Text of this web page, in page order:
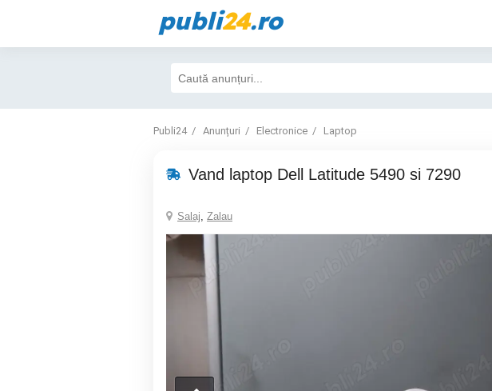
publi24.ro
Publi24 Anunțuri Electronice Laptop
Vand laptop Dell Latitude 5490 si 7290
Salaj, Zalau